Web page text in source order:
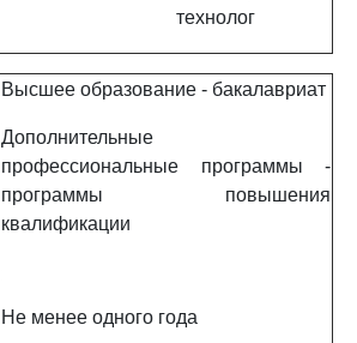
технолог
Высшее образование - бакалавриат
Дополнительные
профессиональные программы -
программы повышения
квалификации
Не менее одного года